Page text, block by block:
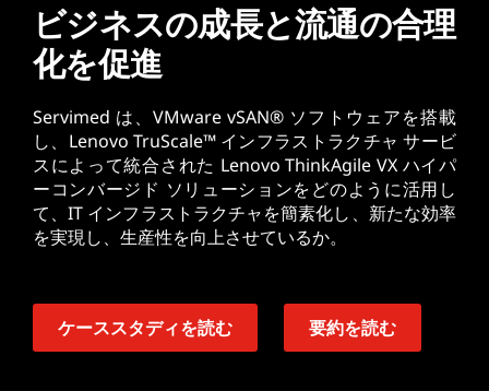
ビジネスの成長と流通の合理
化を促進
Servimed は、VMware vSAN® ソフトウェアを搭載
し、Lenovo TruScale™ インフラストラクチャ サービ
スによって統合された Lenovo ThinkAgile VX ハイパ
ーコンバージド ソリューションをどのように活用し
て、IT インフラストラクチャを簡素化し、新たな効率
を実現し、生産性を向上させているか。
ケーススタディを読む 要約を読む